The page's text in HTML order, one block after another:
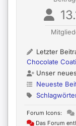
Letzter
Chocolate
Unser
Neueste
Forum Icons:
Das Forum